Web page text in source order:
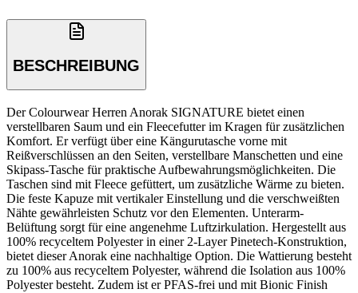
BESCHREIBUNG
Der Colourwear Herren Anorak SIGNATURE bietet einen
verstellbaren Saum und ein Fleecefutter im Kragen für zusätzlichen
Komfort. Er verfügt über eine Kängurutasche vorne mit
Reißverschlüssen an den Seiten, verstellbare Manschetten und eine
Skipass-Tasche für praktische Aufbewahrungsmöglichkeiten. Die
Taschen sind mit Fleece gefüttert, um zusätzliche Wärme zu bieten.
Die feste Kapuze mit vertikaler Einstellung und die verschweißten
Nähte gewährleisten Schutz vor den Elementen. Unterarm-
Belüftung sorgt für eine angenehme Luftzirkulation. Hergestellt aus
100% recyceltem Polyester in einer 2-Layer Pinetech-Konstruktion,
bietet dieser Anorak eine nachhaltige Option. Die Wattierung besteht
zu 100% aus recyceltem Polyester, während die Isolation aus 100%
Polyester besteht. Zudem ist er PFAS-frei und mit Bionic Finish